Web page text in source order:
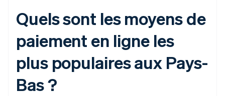
Quels sont les moyens de
paiement en ligne les
plus populaires aux Pays-
Bas ?